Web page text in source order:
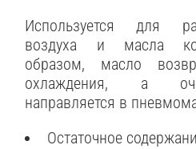
Используется для
воздуха и масла
образом, масло
охлаждения, а
направляется в
Остаточное